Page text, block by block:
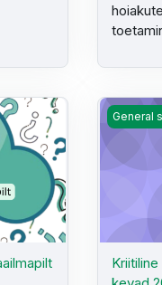
(HKE174) Sügis
Kriitiline
General